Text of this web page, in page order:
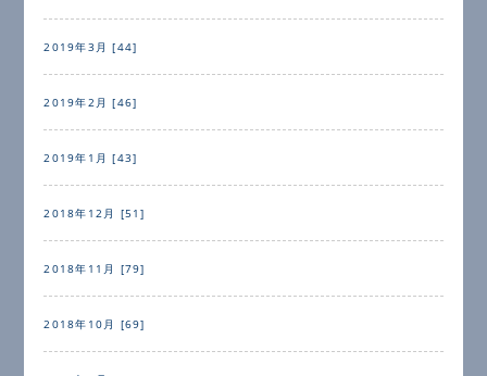
2019年3月 [44]
2019年2月 [46]
2019年1月 [43]
2018年12月 [51]
2018年11月 [79]
2018年10月 [69]